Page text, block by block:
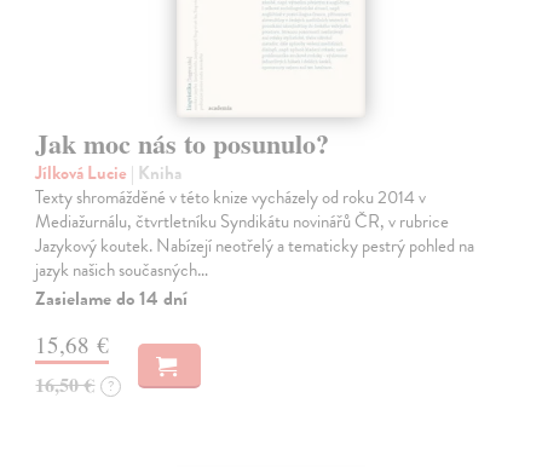
Jak moc nás to posunulo?
Jílková Lucie | Kniha
Texty shromážděné v této knize vycházely od roku 2014 v
Mediažurnálu, čtvrtletníku Syndikátu novinářů ČR, v rubrice
Jazykový koutek. Nabízejí neotřelý a tematicky pestrý pohled na
jazyk našich současných…
Zasielame do 14 dní
15,68 €
16,50 € ?